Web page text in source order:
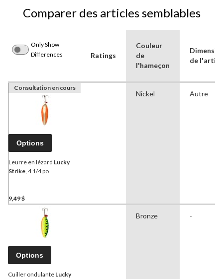
Comparer des articles semblables
Only Show
Differences
Ratings
Couleur
de
l'hameçon
de
Consultation en cours
Options
Leurre en lézard Lucky
Strike, 4 1/4 po
9,49 $
Nickel Autre
Options
Cuiller ondulante Lucky
Bronze -